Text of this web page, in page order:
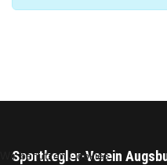
Sportkegler-Verein
Wir benutzen Cookies